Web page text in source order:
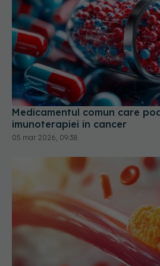
Medicamentul comun care
imunoterapiei în cancer
05 mar 2026, 09:38